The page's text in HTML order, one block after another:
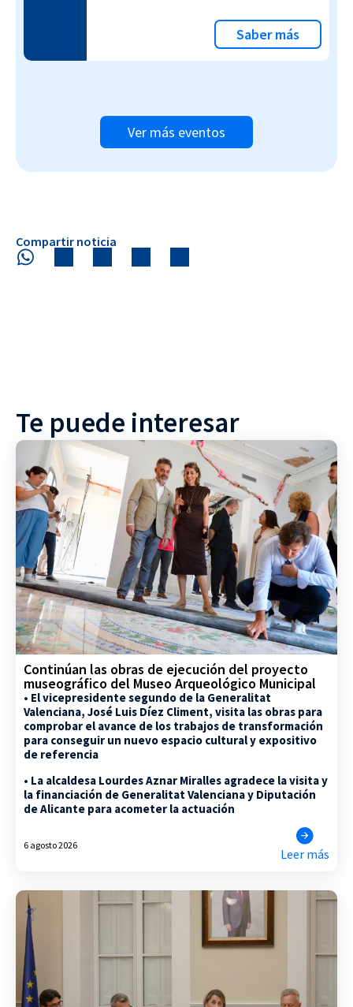
Saber más
Ver más eventos
Compartir noticia
Te puede interesar
Continúan las obras de ejecución del proyecto
museográfico del Museo Arqueológico Municipal
• El vicepresidente segundo de la Generalitat
Valenciana, José Luis Díez Climent, visita las obras para
comprobar el avance de los trabajos de transformación
para conseguir un nuevo espacio cultural y expositivo
de referencia
• La alcaldesa Lourdes Aznar Miralles agradece la visita y
la financiación de Generalitat Valenciana y Diputación
de Alicante para acometer la actuación
6 agosto 2026
Leer más